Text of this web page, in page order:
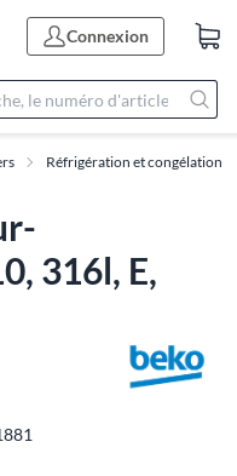
Connexion
Réfrigération et congélation
316l, E,